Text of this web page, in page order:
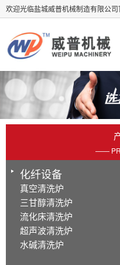
欢迎光临盐城威普机械制造有限公司
——
化纤设备
真空清洗炉
三甘醇清洗炉
流化床清洗炉
超声波清洗炉
水碱清洗炉